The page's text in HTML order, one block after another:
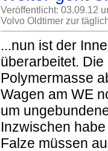
Veröffentlicht: 03.09.12
Volvo Oldtimer zur
...nun ist der
überarbeitet.
Polymermasse
Wagen am WE
um
Inzwischen
Falze müssen